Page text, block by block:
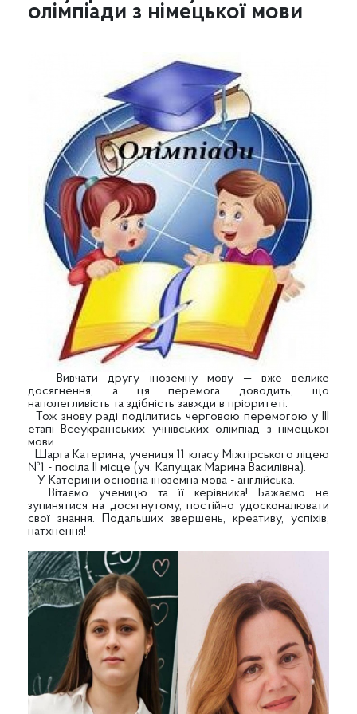
олімпіади з німецької мови
Вивчати другу іноземну мову — вже велике
досягнення, а ця перемога доводить, що
наполегливість та здібність завжди в пріоритеті.
Тож знову раді поділитись черговою перемогою у III
етапі Всеукраїнських учнівських олімпіад з німецької
мови.
Шарга Катерина, учениця 11 класу Міжгірського ліцею
№1 - посіла ІІ місце (уч. Капущак Марина Василівна).
У Катерини основна іноземна мова - англійська.
Вітаємо ученицю та її керівника! Бажаємо не
зупинятися на досягнутому, постійно удосконалювати
свої знання. Подальших звершень, креативу, успіхів,
натхнення!